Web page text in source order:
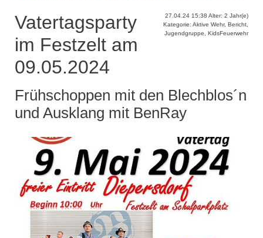
27.04.24 15:38 Alter: 2 Jahr(e)
Kategorie: Aktive Wehr, Bericht,
Jugendgruppe, KidsFeuerwehr
Vatertagsparty
im Festzelt am
09.05.2024
Frühschoppen mit den Blechblos´n
und Ausklang mit BenRay